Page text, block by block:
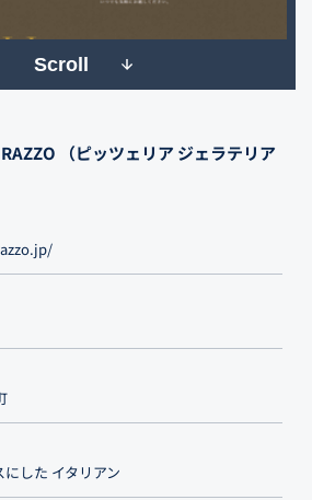
Scroll
（ピッツェリア ジェラテリア
した イタリアン